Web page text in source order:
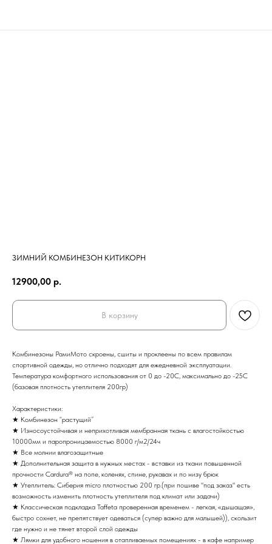
ЗИМНИЙ КОМБИНЕЗОН КИТИКОРН
12900,00 р.
В корзину
Комбинезоны РамиМото скроены, сшиты и проклеены по всем правилам
спортивной одежды, но отлично подходят для ежедневной эксплуатации.
Температура комфортного использования от 0 до -20С, максимально до -25С
(базовая плотность утеплителя 200гр)
Характеристики:
★ Комбинезон “растущий”
★ Износоустойчивая и неприхотливая мембранная ткань с влагостойкостью
10000мм и паропроницаемостью 8000 г/м2/24ч
★ Все молнии влагозащитные
★ Дополнительная защита в нужных местах - вставки из ткани повышенной
прочности Cardura® на попе, коленях, спине, рукавах и по низу брюк
★ Утеплитель: Сиберия micro плотностью 200 гр.(при пошиве "под заказ" есть
возможность изменить плотность утеплителя под климат или задачи)
★ Классическая подкладка Taffeta проверенная временем - легкая, «дышащая»,
быстро сохнет, не препятствует одеваться (супер важно для малышей)), скользит
где нужно и не тянет второй слой одежды
★ Лямки для удобного ношения в отапливаемых помещениях - в кафе например